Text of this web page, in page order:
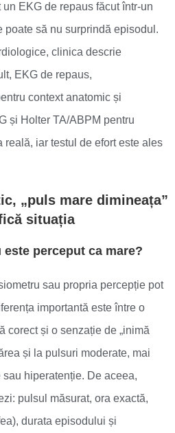
EKG de repaus făcut într-un
poate să nu surprindă episodul.
clinica descrie
EKG de repaus,
context anatomic și
și Holter TA/ABPM pentru
reală, iar testul de efort este ales
„puls mare dimineața”
situația
este perceput ca mare?
sau propria percepție pot
importantă este între o
corect și o senzație de „inimă
și la pulsuri moderate, mai
hiperatenție. De aceea,
pulsul măsurat, ora exactă,
durata episodului și